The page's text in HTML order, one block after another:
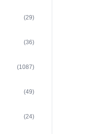
(29)
(36)
(1087)
(49)
(24)